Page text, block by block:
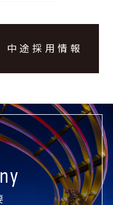
中途採用情報